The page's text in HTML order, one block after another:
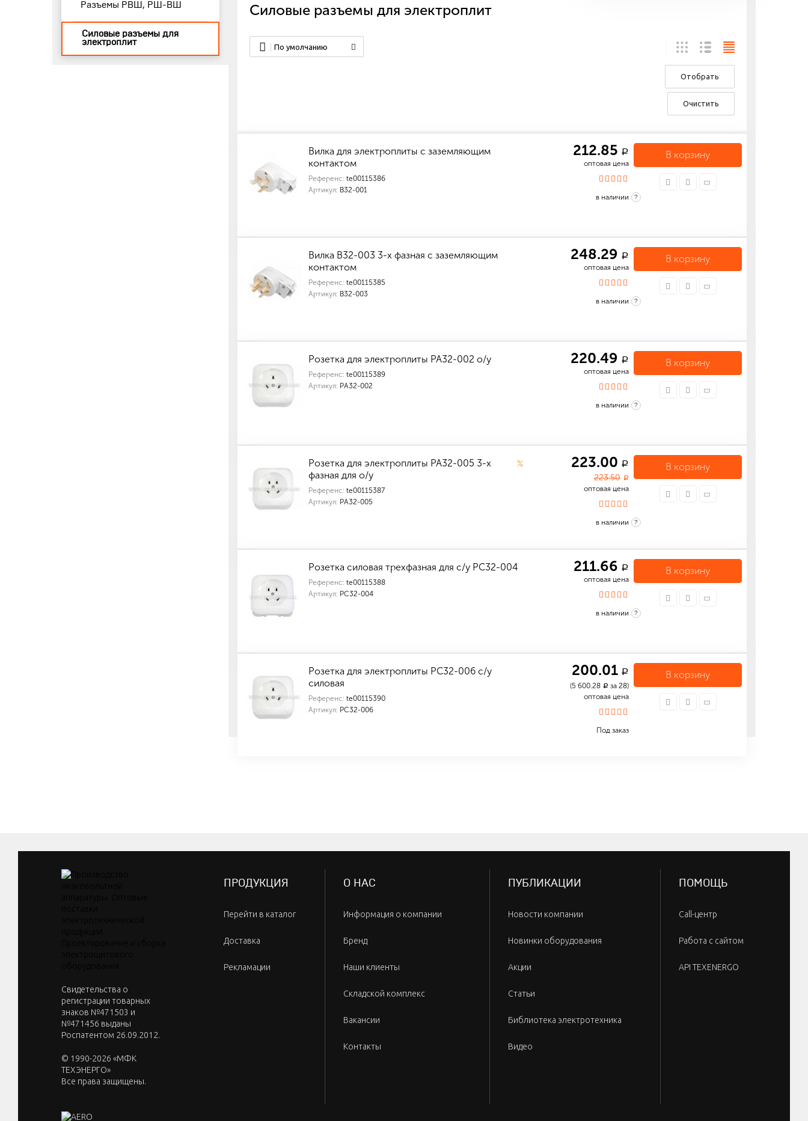
Разъемы РВШ, РШ-ВШ
Силовые разъемы для
электроплит
Силовые разъемы для электроплит
По умолчанию
Отобрать
Очистить
Вилка для электроплиты с заземляющим
контактом
Референс: te00115386
Артикул: В32-001
212.85 a
оптовая цена
в наличии ?
В корзину
Вилка В32-003 3-х фазная с заземляющим
контактом
Референс: te00115385
Артикул: В32-003
248.29 a
оптовая цена
в наличии ?
В корзину
Розетка для электроплиты РА32-002 о/у
Референс: te00115389
Артикул: РА32-002
220.49 a
оптовая цена
в наличии ?
В корзину
Розетка для электроплиты РА32-005 3-х
фазная для о/у
Референс: te00115387
Артикул: РА32-005
% 223.00 a
223.50 a
оптовая цена
в наличии ?
В корзину
Розетка силовая трехфазная для с/у РС32-004
Референс: te00115388
Артикул: РС32-004
211.66 a
оптовая цена
в наличии ?
В корзину
Розетка для электроплиты РС32-006 с/у
силовая
Референс: te00115390
Артикул: РС32-006
200.01 a
(5 600.28 a за 28)
оптовая цена
Под заказ
В корзину
Cвидетельства о
регистрации товарных
знаков №471503 и
№471456 выданы
Роспатентом 26.09.2012.
© 1990-2026 «МФК
ТЕХЭНЕРГО»
Все права защищены.
ПРОДУКЦИЯ
Перейти в каталог
Доставка
Рекламации
О НАС
Информация о компании
Бренд
Наши клиенты
Складской комплекс
Вакансии
Контакты
ПУБЛИКАЦИИ
Новости компании
Новинки оборудования
Акции
Статьи
Библиотека электротехника
Видео
ПОМОЩЬ
Call-центр
Работа с сайтом
API TEXENERGO